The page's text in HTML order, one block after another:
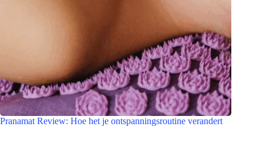
Pranamat Review: Hoe het je ontspanningsroutine verandert